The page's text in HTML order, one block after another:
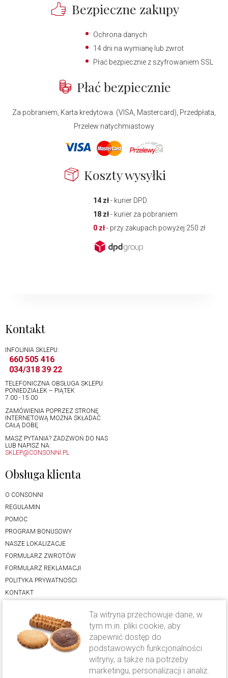
Bezpieczne zakupy
Ochrona danych
14 dni na wymianę lub zwrot
Płać bezpiecznie z szyfrowaniem SSL
Płać bezpiecznie
Za pobraniem, Karta kredytowa. (VISA, Mastercard), Przedpłata,
Przelew natychmiastowy
Koszty wysyłki
14 zł- kurier DPD
18 zł- kurier za pobraniem
0 zł- przy zakupach powyżej 250 zł
Kontakt
INFOLINIA SKLEPU:
660 505 416
034/318 39 22
TELEFONICZNA OBSŁUGA SKLEPU:
PONIEDZIAŁEK – PIĄTEK
7.00 - 15.00
ZAMÓWIENIA POPRZEZ STRONĘ
INTERNETOWĄ MOŻNA SKŁADAĆ
CAŁĄ DOBĘ.
MASZ PYTANIA? ZADZWOŃ DO NAS
LUB NAPISZ NA:
SKLEP@CONSONNI.PL
Obsługa klienta
O CONSONNI
REGULAMIN
POMOC
PROGRAM BONUSOWY
NASZE LOKALIZACJE
FORMULARZ ZWROTÓW
FORMULARZ REKLAMACJI
POLITYKA PRYWATNOŚCI
KONTAKT
Oferta
LODY RZEMIEŚLNICZE
CIASTO DROŻDŻOWE
Ta witryna przechowuje dane, w
tym m.in. pliki cookie, aby
zapewnić dostęp do
podstawowych funkcjonalności
witryny, a także na potrzeby
marketingu, personalizacji i analiz.